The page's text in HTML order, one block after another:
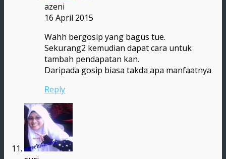
azeni
16 April 2015
Wahh bergosip yang bagus tue.
Sekurang2 kemudian dapat cara untuk
tambah pendapatan kan.
Daripada gosip biasa takda apa manfaatnya
Reply